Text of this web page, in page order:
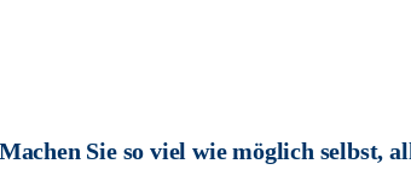
Sie so viel wie möglich selbst,